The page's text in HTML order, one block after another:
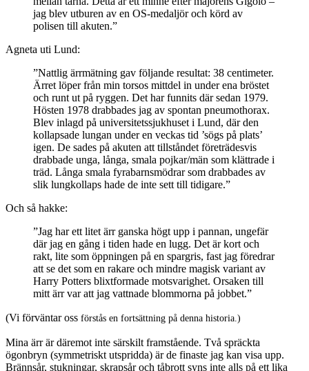
jag blev utburen av en OS-medaljör och körd av
polisen till akuten.”
Agneta uti Lund:
”Nattlig ärrmätning gav följande resultat: 38 centimeter.
Ärret löper från min torsos mittdel in under ena bröstet
och runt ut på ryggen. Det har funnits där sedan 1979.
Hösten 1978 drabbades jag av spontan pneumothorax.
Blev inlagd på universitetssjukhuset i Lund, där den
kollapsade lungan under en veckas tid ’sögs på plats’
igen. De sades på akuten att tillståndet företrädesvis
drabbade unga, långa, smala pojkar/män som klättrade i
träd. Långa smala fyrabarnsmödrar som drabbades av
slik lungkollaps hade de inte sett till tidigare.”
Och så hakke:
”Jag har ett litet ärr ganska högt upp i pannan, ungefär
där jag en gång i tiden hade en lugg. Det är kort och
rakt, lite som öppningen på en spargris, fast jag föredrar
att se det som en rakare och mindre magisk variant av
Harry Potters blixtformade motsvarighet. Orsaken till
mitt ärr var att jag vattnade blommorna på jobbet.”
(Vi förväntar oss förstås en fortsättning på denna historia.)
Mina ärr är däremot inte särskilt framstående. Två spräckta
ögonbryn (symmetriskt utspridda) är de finaste jag kan visa upp.
Brännsår, stukningar, skrapsår och tåbrott syns inte alls på ett lika